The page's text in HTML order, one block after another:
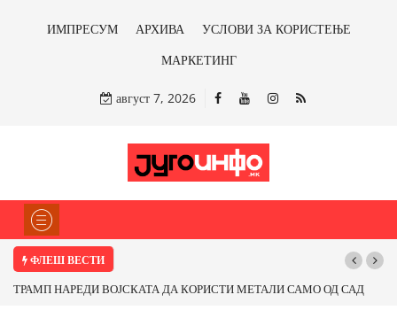
ИМПРЕСУМ АРХИВА
УСЛОВИ ЗА КОРИСТЕЊЕ
МАРКЕТИНГ
август 7, 2026
ФЛЕШ ВЕСТИ
ТРАМП НАРЕДИ ВОЈСКАТА ДА КОРИСТИ МЕТАЛИ САМО ОД САД